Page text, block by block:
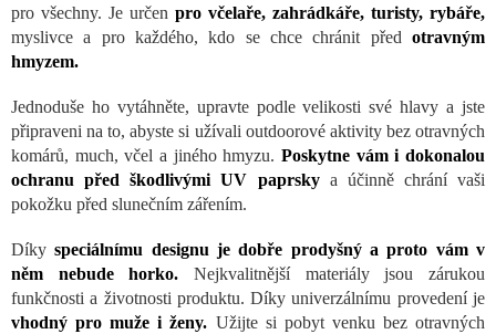
pro všechny. Je určen pro včelaře, zahrádkáře, turisty, rybáře,
myslivce a pro každého, kdo se chce chránit před otravným
hmyzem.
Jednoduše ho vytáhněte, upravte podle velikosti své hlavy a jste
připraveni na to, abyste si užívali outdoorové aktivity bez otravných
komárů, much, včel a jiného hmyzu. Poskytne vám i dokonalou
ochranu před škodlivými UV paprskya účinně chrání vaši
pokožku před slunečním zářením.
Díkyspeciálnímu designu je dobře prodyšný a proto vám v
něm nebude horko. Nejkvalitnější materiály jsou zárukou
funkčnosti a životnosti produktu. Díky univerzálnímu provedení je
vhodný pro muže i ženy. Užijte si pobyt venku bez otravných